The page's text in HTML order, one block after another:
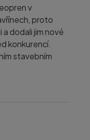
v
proto
dodali jim nové
konkurencí.
stavebním